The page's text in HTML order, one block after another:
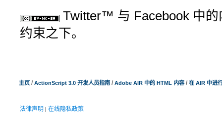
Twitter™ 与 Facebook 中
约束之下。
主页 / ActionScript 3.0 开发人员指南 / Adobe AIR 中的 HTML 内容/ 在 AIR 中进
法律声明 | 在线隐私政策